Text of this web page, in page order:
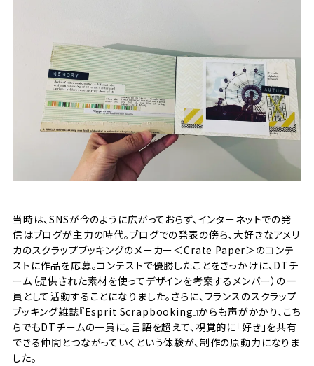
当時は、SNSが今のように広がっておらず、インターネットでの発
信はブログが主力の時代。ブログでの発表の傍ら、大好きなアメリ
カのスクラップブッキングのメーカー＜Crate Paper＞のコンテ
ストに作品を応募。コンテストで優勝したことをきっかけに、DTチ
ーム（提供された素材を使ってデザインを考案するメンバー）の一
員として活動することになりました。さらに、フランスのスクラップ
ブッキング雑誌『Esprit Scrapbooking』からも声がかかり、こち
らでもDTチームの一員に。言語を超えて、視覚的に「好き」を共有
できる仲間とつながっていくという体験が、制作の原動力になりま
した。